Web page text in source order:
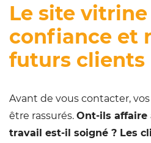
Le site
confiance et
futurs clients
Avant de vous contacter,
être rassurés. Ont-ils affaire
travail est-il soigné ? Les